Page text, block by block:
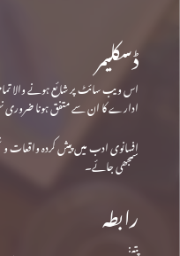
ڈسکلیمر
اس ویب سائٹ پر شائع ہونے والا
ادارے کا ان سے متفق ہونا ضروری
افسانوی ادب میں پیش کردہ
سمجھی جائے۔
رابطہ
پتہ: